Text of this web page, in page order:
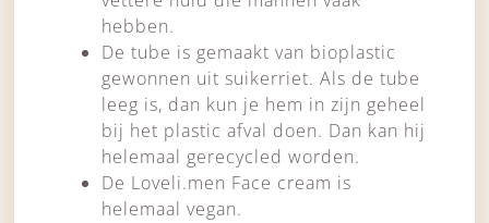
hebben.
De tube is gemaakt van bioplastic
gewonnen uit suikerriet. Als de tube
leeg is, dan kun je hem in zijn geheel
bij het plastic afval doen. Dan kan hij
helemaal gerecycled worden.
De Loveli.men Face cream is
helemaal vegan.